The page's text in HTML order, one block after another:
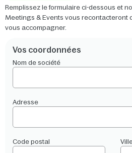
Remplissez le formulaire ci-dessous et
Meetings & Events vous recontacteront
vous accompagner.
Vos coordonnées
Nom de société
Adresse
Code postal